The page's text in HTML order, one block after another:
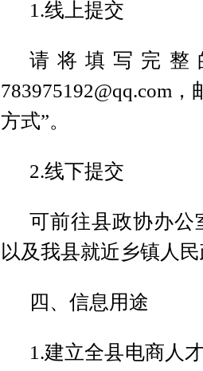
1.线上提交
请将填写完整
783975192@qq.com
方式”。
2.线下提交
可前往县政协办公
以及我县就近乡镇人
四、信息用途
1.建立全县电商人